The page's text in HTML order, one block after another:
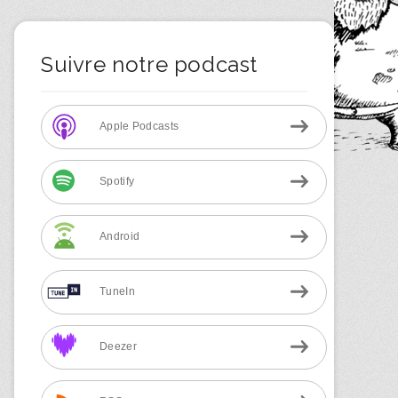
Suivre notre podcast
Apple Podcasts
Spotify
Android
TuneIn
Deezer